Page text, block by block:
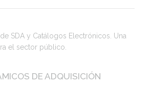
DE ADQUISICIÓN